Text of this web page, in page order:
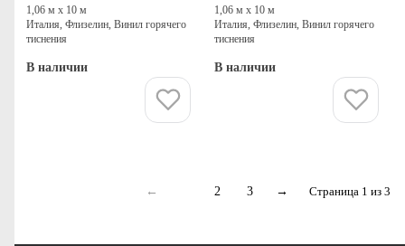
1,06 м х 10 м
Италия, Флизелин, Винил горячего
тиснения
В наличии
1,06 м х 10 м
Италия, Флизелин, Винил горячего
тиснения
В наличии
← 2 3 → Страница 1 из 3